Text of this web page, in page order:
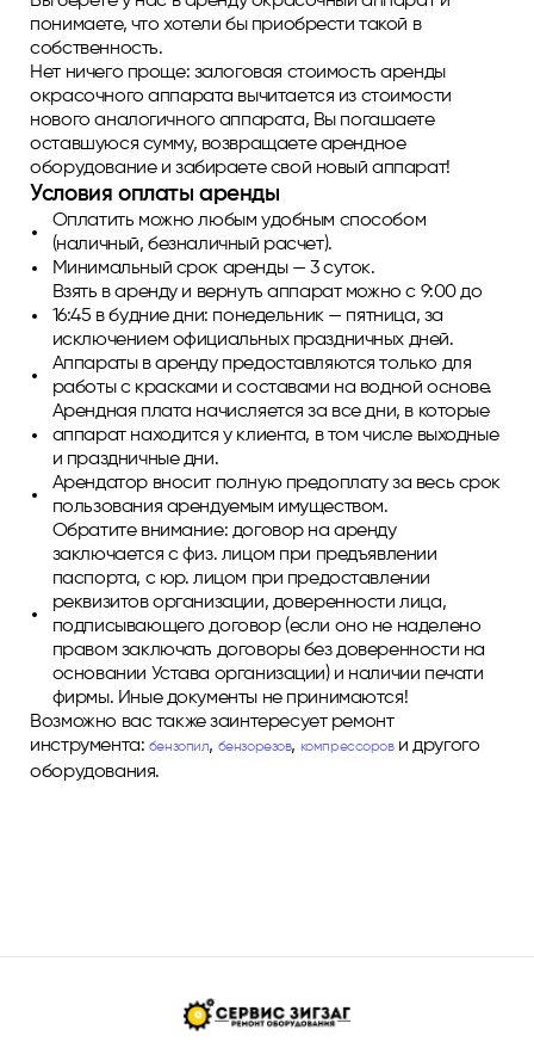
понимаете, что хотели бы приобрести такой в
собственность.
Нет ничего проще: залоговая стоимость аренды
окрасочного аппарата вычитается из стоимости
нового аналогичного аппарата, Вы погашаете
оставшуюся сумму, возвращаете арендное
оборудование и забираете свой новый аппарат!
Условия оплаты аренды
Оплатить можно любым удобным способом
(наличный, безналичный расчет).
Минимальный срок аренды — 3 суток.
Взять в аренду и вернуть аппарат можно с 9:00 до
16:45 в будние дни: понедельник — пятница, за
исключением официальных праздничных дней.
Аппараты в аренду предоставляются только для
работы с красками и составами на водной основе.
Арендная плата начисляется за все дни, в которые
аппарат находится у клиента, в том числе выходные
и праздничные дни.
Арендатор вносит полную предоплату за весь срок
пользования арендуемым имуществом.
Обратите внимание: договор на аренду
заключается с физ. лицом при предъявлении
паспорта, с юр. лицом при предоставлении
реквизитов организации, доверенности лица,
подписывающего договор (если оно не наделено
правом заключать договоры без доверенности на
основании Устава организации) и наличии печати
фирмы. Иные документы не принимаются!
Возможно вас также заинтересует ремонт
инструмента: бензопил, бензорезов, компрессорови другого
оборудования.